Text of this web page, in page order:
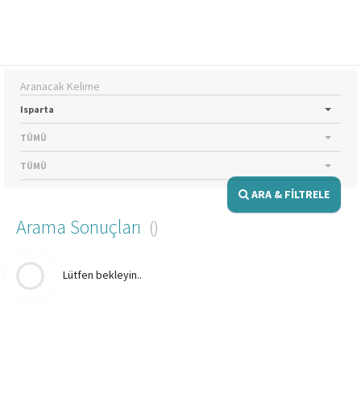
Isparta
TÜMÜ
TÜMÜ
ARA & FİLTRELE
Arama Sonuçları
Lütfen bekleyin..